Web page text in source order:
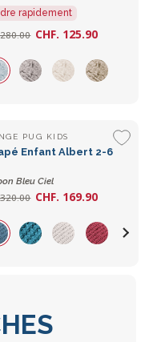
rapidement
280.00 CHF. 125.90
PUG KIDS
Enfant Albert 2-6
Bleu Ciel
320.00 CHF. 169.90